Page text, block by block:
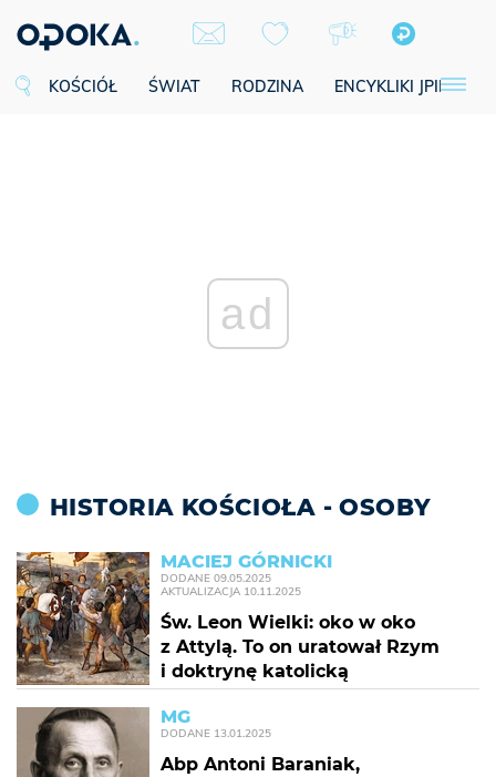
KOŚCIÓŁ ŚWIAT RODZINA ENCYKLIKI JPII
ad
HISTORIA KOŚCIOŁA - OSOBY
MACIEJ GÓRNICKI
DODANE 09.05.2025
AKTUALIZACJA 10.11.2025
Św. Leon Wielki: oko w oko
z Attylą. To on uratował Rzym
i doktrynę katolicką
MG
DODANE 13.01.2025
Abp Antoni Baraniak,